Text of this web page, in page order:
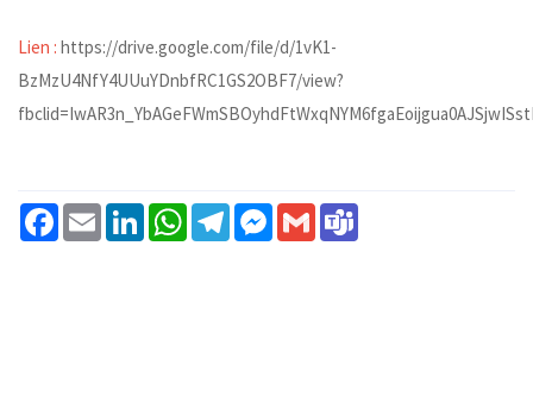
Lien : https://drive.google.com/file/d/1vK1-
BzMzU4NfY4UUuYDnbfRC1GS2OBF7/view?
Facebook
Email LinkedInWhatsAppTelegramMessenger
Gmail